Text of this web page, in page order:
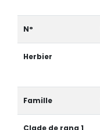
N°
Herbier
Famille
Clade de rang 1